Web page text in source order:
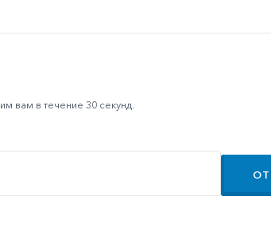
вам в течение 30 секунд.